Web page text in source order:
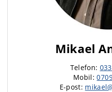
Mikael
Telefon:
Mobil:
E-post: